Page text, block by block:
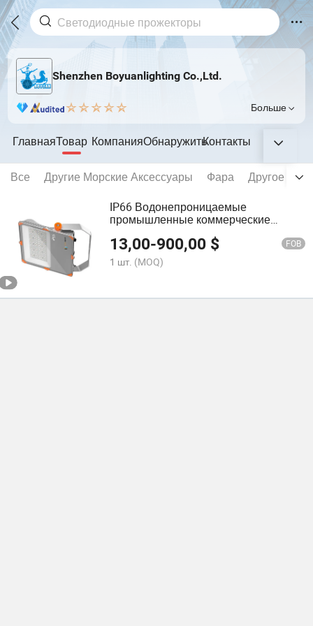
Shenzhen Boyuanlighting Co.,Ltd.
Больше
ГлавнаяТовар КомпанияОбнаружитьКонтакты
Все Другие Морские Аксессуары Фара
Другое
IP66 Водонепроницаемые
промышленные коммерческие
несколькими углами луча 10W 20W
30W 50W 80W 100W 120W 150W
200W 250W
13,00-900,00 $ FOB
1 шт. (MOQ)